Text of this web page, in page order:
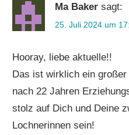
Ma Baker sagt:
25. Juli 2024 um
Hooray, liebe aktuelle!!
Das ist wirklich ein
nach 22 Jahren
stolz auf Dich und Deine
Lochnerinnen sein!